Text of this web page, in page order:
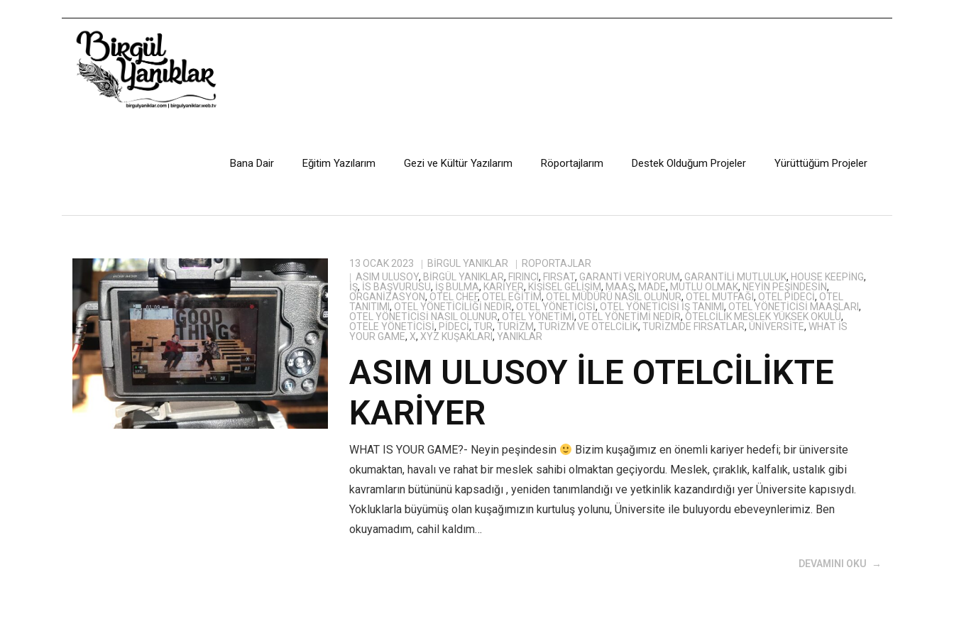
Bana Dair Eğitim Yazılarım Gezi ve Kültür Yazılarım Röportajlarım Destek Olduğum Projeler Yürüttüğüm Projeler
13 OCAK 2023 BIRGÜL YANIKLAR
RÖPORTAJLAR
ASIM ULUSOY, BIRGÜL YANIKLAR, FIRINCI , FIRSAT, GARANTI VERIYORUM, GARANTILI MUTLULUK, HOUSE KEEPING,
IŞ, IS BAŞVURUSU, IŞ BULMA, KARIYER, KIŞISEL GELIŞIM, MAAŞ, MADE, MUTLU OLMAK, NEYIN PEŞINDESIN,
ORGANIZASYON, OTEL CHEF, OTEL EĞITIM, OTEL MÜDÜRÜ NASIL OLUNUR, OTEL MUTFAĞI , OTEL PIDECI, OTEL
TANITIMI , OTEL YÖNETICILIĞI NEDIR, OTEL YÖNETICISI, OTEL YÖNETICISI IŞ TANIMI , OTEL YÖNETICISI MAAŞLARI ,
OTEL YÖNETICISI NASIL OLUNUR, OTEL YÖNETIMI, OTEL YÖNETIMI NEDIR, OTELCILIK MESLEK YÜKSEK OKULU,
OTELE YÖNETICISI, PIDECI, TUR, TURIZM, TURIZM VE OTELCILIK, TURIZMDE FIRSATLAR, ÜNIVERSITE, WHAT IS
YOUR GAME, X, XYZ KUŞAKLARI , YANIKLAR
ASIM ULUSOY İLE OTELCİLİKTE
KARİYER
WHAT IS YOUR GAME?- Neyin peşindesin
Bizim kuşağımız en önemli kariyer hedefi; bir üniversite
okumaktan, havalı ve rahat bir meslek sahibi olmaktan geçiyordu. Meslek, çıraklık, kalfalık, ustalık gibi
kavramların bütününü kapsadığı , yeniden tanımlandığı ve yetkinlik kazandırdığı yer Üniversite kapısıydı.
Yokluklarla büyümüş olan kuşağımızın kurtuluş yolunu, Üniversite ile buluyordu ebeveynlerimiz. Ben
okuyamadım, cahil kaldım…
DEVAMINI OKU